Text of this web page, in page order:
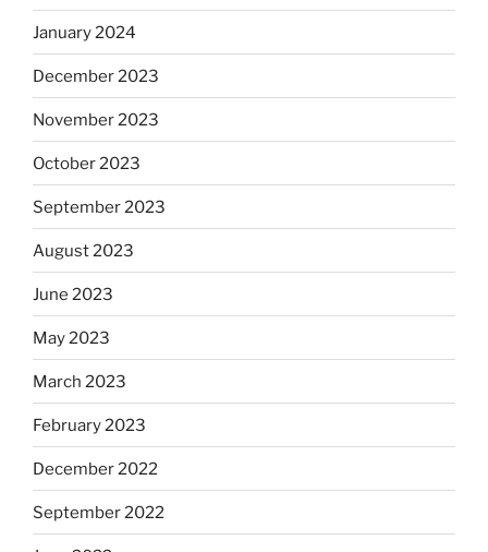
January 2024
December 2023
November 2023
October 2023
September 2023
August 2023
June 2023
May 2023
March 2023
February 2023
December 2022
September 2022